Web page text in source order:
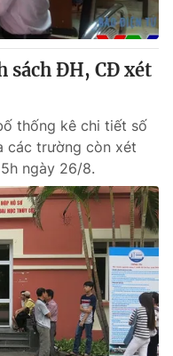
sách ĐH, CĐ xét
thống kê chi tiết số
các trường còn xét
ngày 26/8.